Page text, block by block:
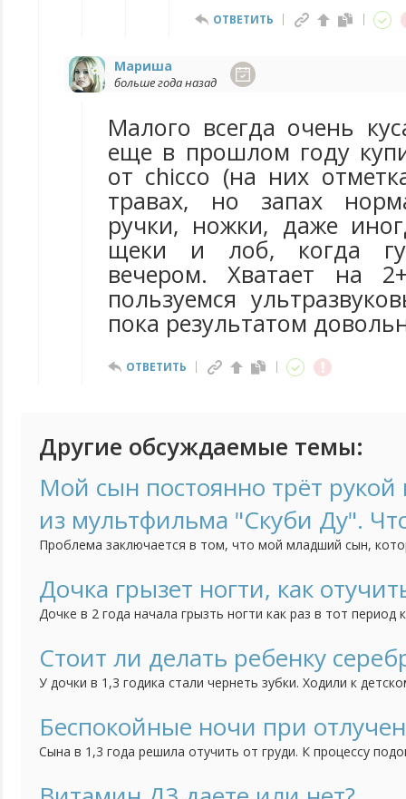
ОТВЕТИТЬ
Мариша
больше года назад
Малого всегда очень
еще в прошлом году
от chicco (на них
травах, но запах
ручки, ножки, даже
щеки и лоб, когда
вечером. Хватает на
пользуемся
пока результатом
ОТВЕТИТЬ
Другие обсуждаемые темы:
Мой сын постоянно трёт рукой
из мультфильма "Скуби Ду".
Проблема заключается в том, что мой младший сын,
как он начал посещать детский сад. Психолог говорит,
но мне страшно за своё чадо. Может быть у кого-нибудь
Дочка грызет ногти, как
Дочке в 2 года начала грызть ногти как раз в тот период
как вариант думаю может появление брата так
привычка грызть ногти. Сейчас дочке 3 года, а привычка
Стоит ли делать ребенку
У дочки в 1,3 годика стали чернеть зубки. Ходили к
сделать серебрение. Зубки мы чистим, но результат
теперь не знаю стоить ли делать процедуру серебрения
Беспокойные ночи при
Сына в 1,3 года решила отучить от груди. К процессу
несколько часов оставляя его одного, потом на полдня.